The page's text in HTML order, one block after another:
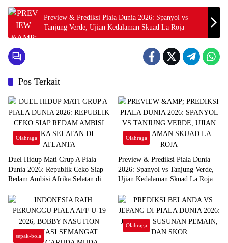
Preview & Prediksi Piala Dunia 2026: Spanyol vs
Tanjung Verde, Ujian Kedalaman Skuad La Roja
Pos Terkait
Olahraga
Duel Hidup Mati Grup A Piala
Dunia 2026: Republik Ceko Siap
Redam Ambisi Afrika Selatan di
Olahraga
Preview & Prediksi Piala Dunia
2026: Spanyol vs Tanjung Verde,
Ujian Kedalaman Skuad La Roja
sepak-bola
Olahraga